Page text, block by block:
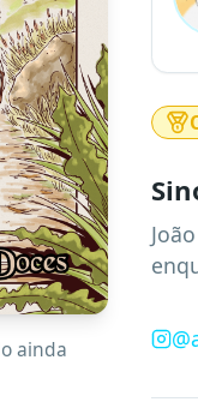
ainda @